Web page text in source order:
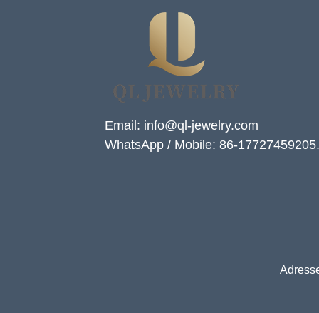
Email: info@ql-jewelry.com
WhatsApp / Mobile: 86-17727459205.